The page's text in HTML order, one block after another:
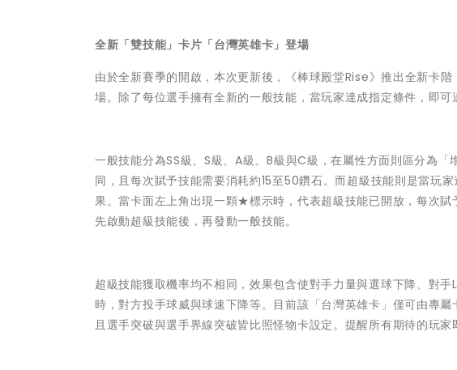
全新「雙技能」卡片「台灣英雄卡」登場
由於全新賽季的開啟，本次更新後，《棒球殿堂Rise》推出全新卡
場。除了每位選手擁有全新的一般技能，當玩家達成指定條件，即可
一般技能分為SS級、S級、A級、B級與C級，在屬性方面則區分為
同，且每次賦予技能需要消耗約15至50鑽石。而超級技能則是當玩
果。當卡面左上角出現一顆★標示時，代表超級技能已開放，每次
先啟動超級技能後，再發動一般技能。
超級技能獲取機率均不相同，效果包含使對手力量與選球下降、對
時，對方投手球威與球速下降等。目前該「台灣英雄卡」僅可由專
且選手突破與選手界線突破皆比照怪物卡設定。提醒所有期待的玩家